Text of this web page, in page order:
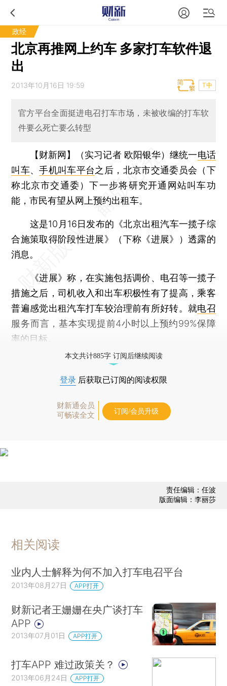
政经
北京再推网上约车 多家打车软件退
出
2013年10月16日 19:59 T中
官方平台全面挺进电召打车市场，未被收编的打车软
件要么死亡要么转型
【财新网】（实习记者 欧阳银华）继统一电话
叫车、手机叫车平台之后，北京市交通委员会（下
称北京市交通委）下一步将研究开通网站叫车功
能，市民有望从网上预约出租车。
这是10月16日发布的《北京出租汽车一揽子综
合施策取得阶段性进展》（下称《进展》）透露的
消息。
《进展》称，在实施包括调价、电召等一揽子
措施之后，司机收入和出车积极性有了提高，乘客
普遍感觉出租汽车打车较治理前有所好转。就电召
服务而言，基本实现提前4小时以上预约99%保障
率的目标。
本文共计885字 订阅后继续阅读
登录 后获取已订阅的阅读权限
财新通会员
可畅读全文
订阅/会员升级
责任编辑：任波
版面编辑：李丽莎
相关阅读
业内人士解释为何不加入打车电召平台
2013年08月27日 APP打开
财新记者王姗姗在央广谈打车
APP
2013年07月01日 APP打开
打车APP 难过政策关？
2013年06月24日 APP打开